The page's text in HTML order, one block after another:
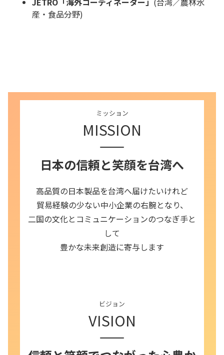
産・食品分野)
ミッション
MISSION
日本の信頼と笑顔を台湾へ
高品質の日本製品を台湾へ届けたいけれど
貿易経験の少ない中小企業の右腕となり、
二国の文化とコミュニケーションのつなぎ手と
して
豊かな未来創造に寄与します
ビジョン
VISION